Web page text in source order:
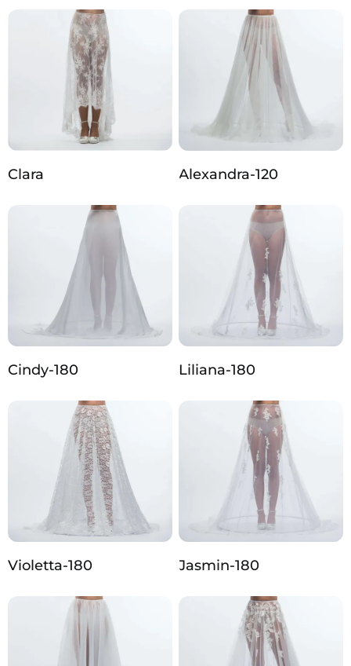
Clara Alexandra-120
Cindy-180 Liliana-180
Violetta-180 Jasmin-180